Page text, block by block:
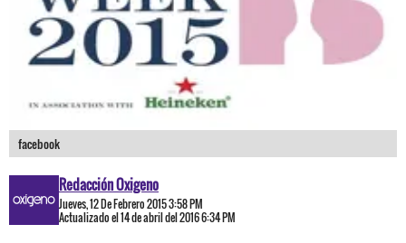
facebook
Redacción Oxigeno
Jueves, 12 De Febrero 2015 3:58 PM
Actualizado el 14 de abril del 2016 6:34 PM